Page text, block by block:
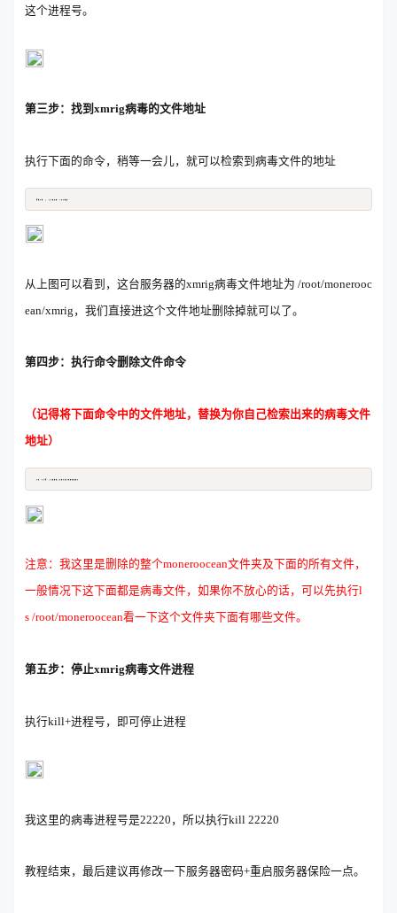
这个进程号。
第三步：找到xmrig病毒的文件地址
执行下面的命令，稍等一会儿，就可以检索到病毒文件的地址
Copy
从上图可以看到，这台服务器的xmrig病毒文件地址为 /root/monerooc
ean/xmrig，我们直接进这个文件地址删除掉就可以了。
第四步：执行命令删除文件命令
（记得将下面命令中的文件地址，替换为你自己检索出来的病毒文件
地址）
Copy
注意：我这里是删除的整个moneroocean文件夹及下面的所有文件，
一般情况下这下面都是病毒文件，如果你不放心的话，可以先执行l
s /root/moneroocean看一下这个文件夹下面有哪些文件。
第五步：停止xmrig病毒文件进程
执行kill+进程号，即可停止进程
我这里的病毒进程号是22220，所以执行kill 22220
教程结束，最后建议再修改一下服务器密码+重启服务器保险一点。